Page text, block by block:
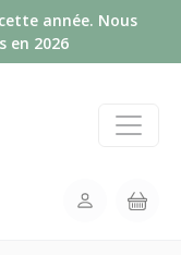
année. Nous
en 2026